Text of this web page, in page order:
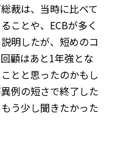
裁は、当時に比べて
ことや、ECBが多く
明したが、短めのコ
顧はあと1年強とな
とと思ったのかもし
例の短さで終了した
う少し聞きたかった